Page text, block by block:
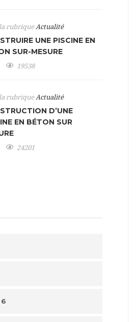
la rubrique Actualité
UNE PISCINE EN
SUR-MESURE
19538
la rubrique Actualité
D’UNE
EN BÉTON SUR
24201